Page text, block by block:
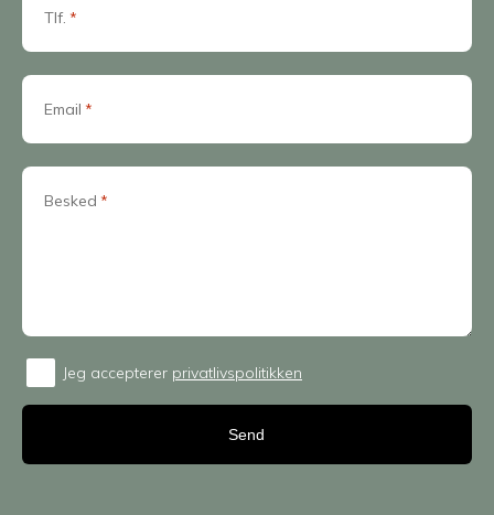
Tlf. *
Email *
Besked *
Consent
Jeg accepterer privatlivspolitikken